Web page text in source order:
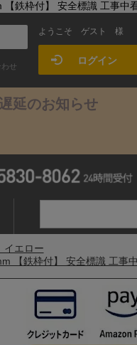
鉄枠付】 安全標識 工事中
わせ
ようこそ ゲスト 様
ログイン
延のお知らせ
エロー
【鉄枠付】 安全標識 工事